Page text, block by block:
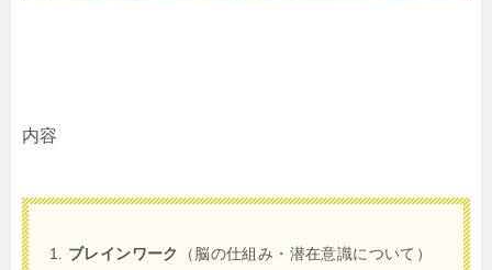
内容
ブレインワーク （脳の仕組み・潜在意識について）